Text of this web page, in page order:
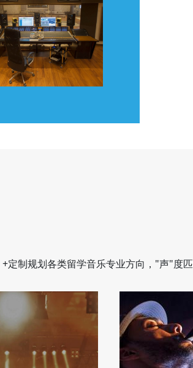
+定制规划各类留学音乐专业方向，"声"度